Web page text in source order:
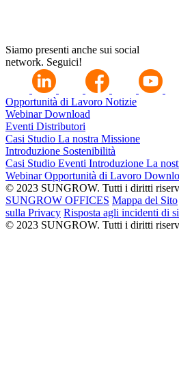
Siamo presenti anche sui social
network. Seguici!
Opportunità di Lavoro Notizie
WebinarDownload
Eventi Distributori
Casi Studio La nostra Missione
Introduzione Sostenibilità
Casi Studio Eventi Introduzione La
WebinarOpportunità di Lavoro
© 2023 SUNGROW. Tutti i diritti
SUNGROW OFFICES Mappa del Sito
sulla Privacy Risposta agli incidenti di
© 2023 SUNGROW. Tutti i diritti